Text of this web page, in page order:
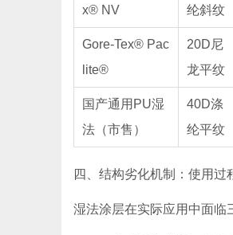
x® NV
纶斜纹
Gore-Tex® Pac
lite®
20D尼
龙平纹
国产通用PU湿
法（市售）
40D涤
纶平纹
四、结构劣化机制：使用过
湿法涂层在实际应用中面临